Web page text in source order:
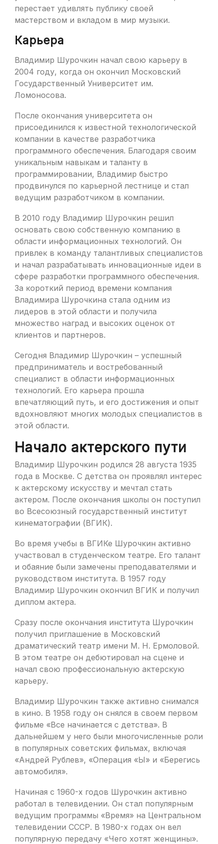
перестает удивлять публику своей
мастерством и вкладом в мир музыки.
Карьера
Владимир Шурочкин начал свою карьеру в
2004 году, когда он окончил Московский
Государственный Университет им.
Ломоносова.
После окончания университета он
присоединился к известной технологической
компании в качестве разработчика
программного обеспечения. Благодаря своим
уникальным навыкам и таланту в
программировании, Владимир быстро
продвинулся по карьерной лестнице и стал
ведущим разработчиком в компании.
В 2010 году Владимир Шурочкин решил
основать свою собственную компанию в
области информационных технологий. Он
привлек в команду талантливых специалистов
и начал разрабатывать инновационные идеи в
сфере разработки программного обеспечения.
За короткий период времени компания
Владимира Шурочкина стала одним из
лидеров в этой области и получила
множество наград и высоких оценок от
клиентов и партнеров.
Сегодня Владимир Шурочкин – успешный
предприниматель и востребованный
специалист в области информационных
технологий. Его карьера прошла
впечатляющий путь, и его достижения и опыт
вдохновляют многих молодых специалистов в
этой области.
Начало актерского пути
Владимир Шурочкин родился 28 августа 1935
года в Москве. С детства он проявлял интерес
к актерскому искусству и мечтал стать
актером. После окончания школы он поступил
во Всесоюзный государственный институт
кинематографии (ВГИК).
Во время учебы в ВГИКе Шурочкин активно
участвовал в студенческом театре. Его талант
и обаяние были замечены преподавателями и
руководством института. В 1957 году
Владимир Шурочкин окончил ВГИК и получил
диплом актера.
Сразу после окончания института Шурочкин
получил приглашение в Московский
драматический театр имени М. Н. Ермоловой.
В этом театре он дебютировал на сцене и
начал свою профессиональную актерскую
карьеру.
Владимир Шурочкин также активно снимался
в кино. В 1958 году он снялся в своем первом
фильме «Все начинается с детства». В
дальнейшем у него были многочисленные роли
в популярных советских фильмах, включая
«Андрей Рублев», «Операция «Ы» и «Берегись
автомобиля».
Начиная с 1960-х годов Шурочкин активно
работал в телевидении. Он стал популярным
ведущим программы «Время» на Центральном
телевидении СССР. В 1980-х годах он вел
популярную передачу «Чего хотят женщины».